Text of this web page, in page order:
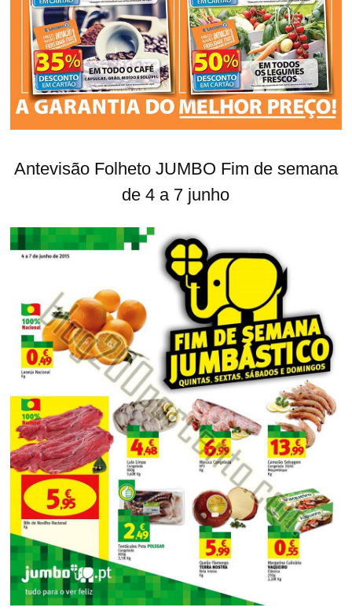
Antevisão Folheto JUMBO Fim de semana
de 4 a 7 junho